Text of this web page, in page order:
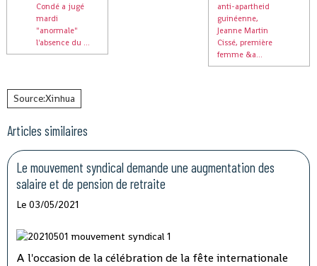
Condé a jugé
mardi
"anormale"
l'absence du ...
anti-apartheid
guinéenne,
Jeanne Martin
Cissé, première
femme &a...
Source:Xinhua
Articles similaires
Le mouvement syndical demande une augmentation des
salaire et de pension de retraite
Le 03/05/2021
A l'occasion de la célébration de la fête internationale